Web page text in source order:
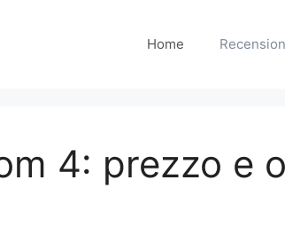
Home
4: prezzo e